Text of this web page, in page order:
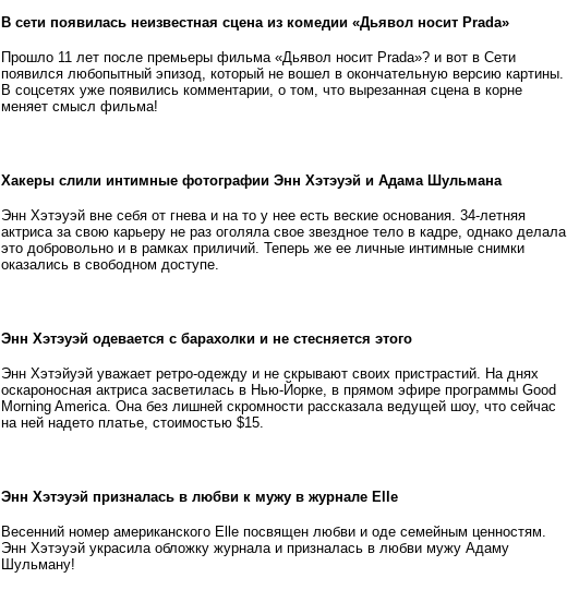
В сети появилась неизвестная сцена из комедии «Дьявол носит Prada»
Прошло 11 лет после премьеры фильма «Дьявол носит Prada»? и вот в Сети
появился любопытный эпизод, который не вошел в окончательную версию картины.
В соцсетях уже появились комментарии, о том, что вырезанная сцена в корне
меняет смысл фильма!
Хакеры слили интимные фотографии Энн Хэтэуэй и Адама Шульмана
Энн Хэтэуэй вне себя от гнева и на то у нее есть веские основания. 34-летняя
актриса за свою карьеру не раз оголяла свое звездное тело в кадре, однако делала
это добровольно и в рамках приличий. Теперь же ее личные интимные снимки
оказались в свободном доступе.
Энн Хэтэуэй одевается с барахолки и не стесняется этого
Энн Хэтэйуэй уважает ретро-одежду и не скрывают своих пристрастий. На днях
оскароносная актриса засветилась в Нью-Йорке, в прямом эфире программы Good
Morning America. Она без лишней скромности рассказала ведущей шоу, что сейчас
на ней надето платье, стоимостью $15.
Энн Хэтэуэй призналась в любви к мужу в журнале Elle
Весенний номер американского Elle посвящен любви и оде семейным ценностям.
Энн Хэтэуэй украсила обложку журнала и призналась в любви мужу Адаму
Шульману!